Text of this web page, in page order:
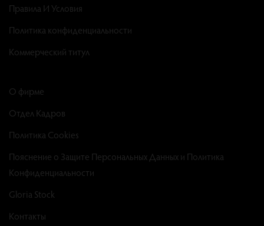
Правила И Условия
Политика конфиденциальности
Коммерческий титул
О фирме
Отдел Кадров
Политика Cookies
Пояснение о Защите Персональных Данных и Политика
Конфиденциальности
Gloria Stock
Контакты